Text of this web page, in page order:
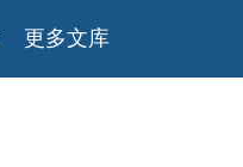
更多文库